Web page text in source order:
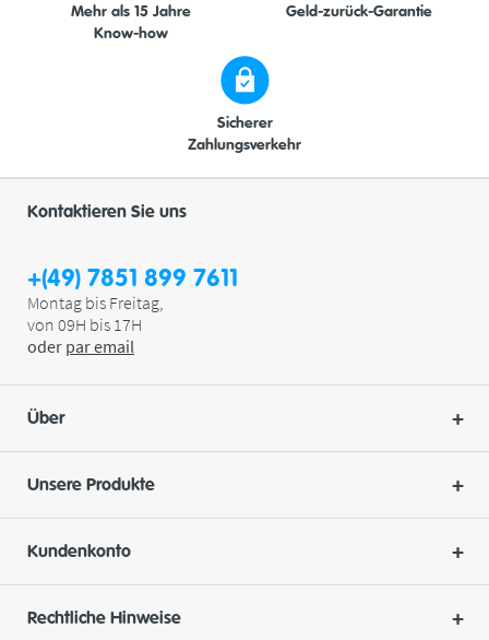
Mehr als 15 Jahre
Know-how
Sicherer
Zahlungsverkehr
Geld-zurück-Garantie
Kontaktieren Sie uns
+(49) 7851 899 7611
Montag bis Freitag,
von 09H bis 17H
oder paremail
Über
Unsere Produkte
Kundenkonto
Rechtliche Hinweise